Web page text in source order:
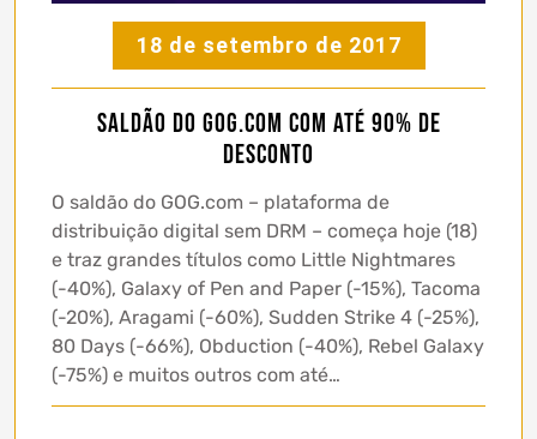
18 de setembro de 2017
Saldão do GOG.com com até 90% de
desconto
O saldão do GOG.com – plataforma de
distribuição digital sem DRM – começa hoje (18)
e traz grandes títulos como Little Nightmares
(-40%), Galaxy of Pen and Paper (-15%), Tacoma
(-20%), Aragami (-60%), Sudden Strike 4 (-25%),
80 Days (-66%), Obduction (-40%), Rebel Galaxy
(-75%) e muitos outros com até…